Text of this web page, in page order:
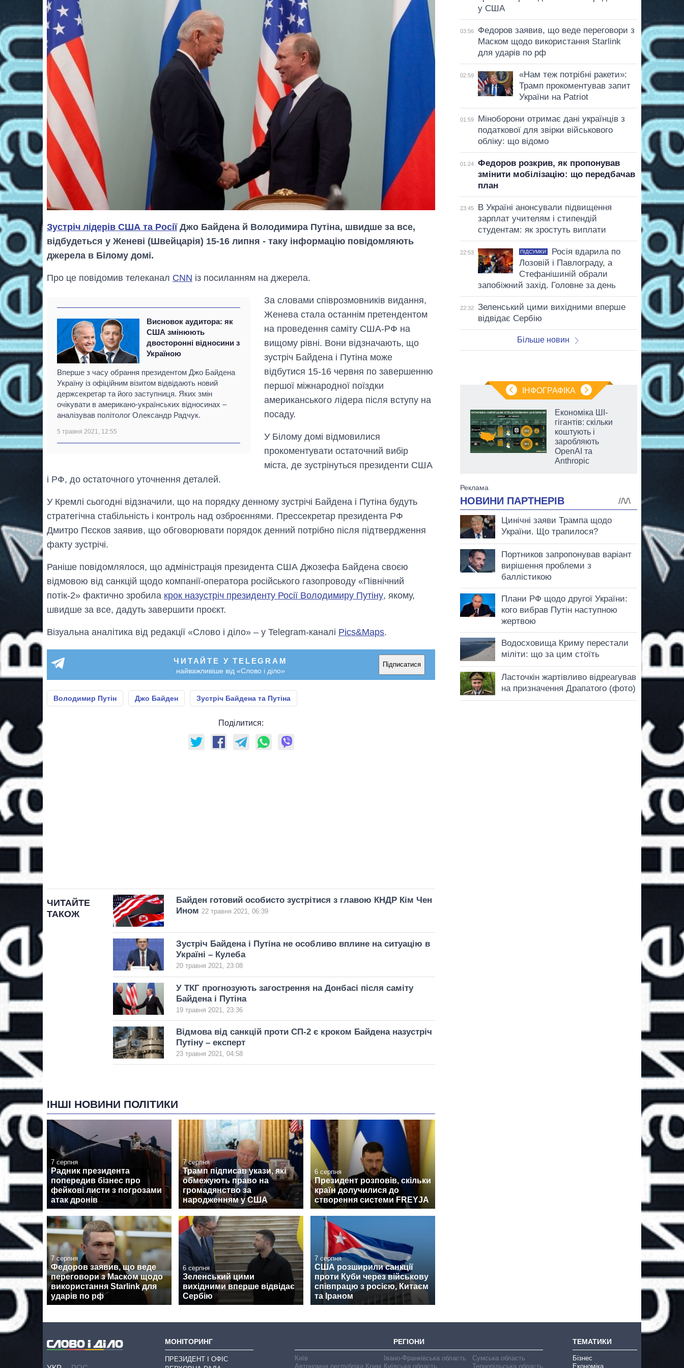
Зустріч лідерів США та РосіїДжо Байдена й Володимира Путіна, швидше за все,
відбудеться у Женеві (Швейцарія) 15-16 липня - таку інформацію повідомляють
джерела в Білому домі.
Про це повідомив телеканал CNN із посиланням на джерела.
Висновок аудитора: як
США змінюють
двосторонні відносини з
Україною
Вперше з часу обрання президентом Джо Байдена
Україну із офіційним візитом відвідають новий
держсекретар та його заступниця. Яких змін
очікувати в американо-українських відносинах ‒
аналізував політолог Олександр Радчук.
5 травня 2021, 12:55
За словами співрозмовників видання,
Женева стала останнім претендентом
на проведення саміту США-РФ на
вищому рівні. Вони відзначають, що
зустріч Байдена і Путіна може
відбутися 15-16 червня по завершенню
першої міжнародної поїздки
американського лідера після вступу на
посаду.
У Білому домі відмовилися
прокоментувати остаточний вибір
міста, де зустрінуться президенти США
і РФ, до остаточного уточнення деталей.
У Кремлі сьогодні відзначили, що на порядку денному зустрічі Байдена і Путіна будуть
стратегічна стабільність і контроль над озброєннями. Прессекретар президента РФ
Дмитро Пєсков заявив, що обговорювати порядок денний потрібно після підтвердження
факту зустрічі.
Раніше повідомлялося, що адміністрація президента США Джозефа Байдена своєю
відмовою від санкцій щодо компанії-оператора російського газопроводу «Північний
потік-2» фактично зробила крок назустріч президенту Росії Володимиру Путіну, якому,
швидше за все, дадуть завершити проєкт.
Візуальна аналітика від редакції «Слово і діло» – у Telegram-каналі Pics&Maps.
ЧИТАЙТЕ У TELEGRAM
найважливіше від «Слово і діло»
Підписатися
Володимир Путін Джо Байден Зустріч Байдена та Путіна
Поділитися:
ЧИТАЙТЕ
ТАКОЖ
Байден готовий особисто зустрітися з главою КНДР Кім Чен
Ином 22 травня 2021, 06:39
Зустріч Байдена і Путіна не особливо вплине на ситуацію в
Україні – Кулеба
20 травня 2021, 23:08
У ТКГ прогнозують загострення на Донбасі після саміту
Байдена і Путіна
19 травня 2021, 23:36
Відмова від санкцій проти СП-2 є кроком Байдена назустріч
Путіну – експерт
23 травня 2021, 04:58
ІНШІ НОВИНИ ПОЛІТИКИ
7 серпня
Радник президента
попередив бізнес про
фейкові листи з погрозами
атак дронів
7 серпня
Трамп підписав укази, які
обмежують право на
громадянство за
народженням у США
6 серпня
Президент розповів, скільки
країн долучилися до
створення системи FREYJA
7 серпня
Федоров заявив, що веде
переговори з Маском щодо
використання Starlink для
ударів по рф
6 серпня
Зеленський цими
вихідними вперше відвідає
Сербію
7 серпня
США розширили санкції
проти Куби через військову
співпрацю з росією, Китаєм
та Іраном
у США
03:56
Федоров заявив, що веде переговори з
Маском щодо використання Starlink
для ударів по рф
02:59
«Нам теж потрібні ракети»:
Трамп прокоментував запит
України на Patriot
01:59
Міноборони отримає дані українців з
податкової для звірки військового
обліку: що відомо
01:24
Федоров розкрив, як пропонував
змінити мобілізацію: що передбачав
план
23:45
В Україні анонсували підвищення
зарплат учителям і стипендій
студентам: як зростуть виплати
22:53 ПІДСУМКИ
Росія вдарила по
Лозовій і Павлограду, а
Стефанішиній обрали
запобіжний захід. Головне за день
22:32
Зеленський цими вихідними вперше
відвідає Сербію
Більше новин
ІНФОГРАФІКА
оборони за 13
років війни з
Економіка ШІ-
гігантів: скільки
коштують і
заробляють
OpenAI та
Anthropic
МОНІТОРИНГ
ПРЕЗИДЕНТ І ОФІС
РЕГІОНИ
Київ
Автономна республіка Крим
Івано-Франківська область
Київська область
Сумська область
Тернопільська область
ТЕМАТИКИ
Бізнес
Економіка